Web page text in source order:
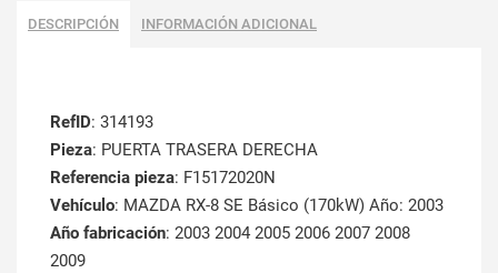
DESCRIPCIÓN INFORMACIÓN ADICIONAL
RefID: 314193
Pieza: PUERTA TRASERA DERECHA
Referencia pieza: F15172020N
Vehículo: MAZDA RX-8 SE Básico (170kW) Año: 2003
Año fabricación: 2003 2004 2005 2006 2007 2008
2009